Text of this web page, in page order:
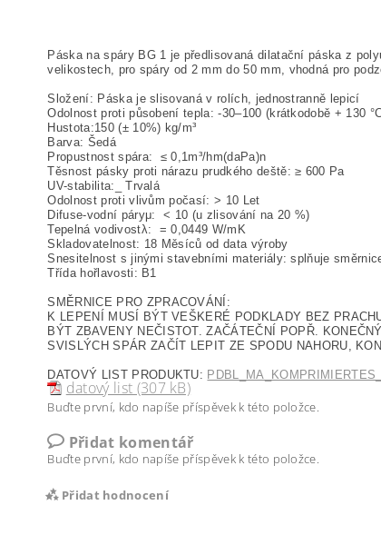
Páska na spáry BG 1 je předlisovaná dilatační páska z
velikostech, pro spáry od 2 mm do 50 mm, vhodná pro
Složení: Páska je slisovaná v rolích, jednostranně lepicí
Odolnost proti působení tepla: -30–100 (krátkodobě + 130
Hustota:150 (± 10%) kg/m³
Barva: Šedá
Propustnost spára: ≤ 0,1m³/hm(daPa)n
Těsnost pásky proti nárazu prudkého deště: ≥ 600 Pa
UV-stabilita:_ Trvalá
Odolnost proti vlivům počasí: > 10 Let
Difuse-vodní páryμ: < 10 (u zlisování na 20 %)
Tepelná vodivostλ: = 0,0449 W/mK
Skladovatelnost: 18 Měsíců od data výroby
Snesitelnost s jinými stavebními materiály: splňuje
Třída hořlavosti: B1
SMĚRNICE PRO ZPRACOVÁNÍ:
K LEPENÍ MUSÍ BÝT VEŠKERÉ PODKLADY BEZ
BÝT ZBAVENY NEČISTOT. ZAČÁTEČNÍ POPŘ.
SVISLÝCH SPÁR ZAČÍT LEPIT ZE SPODU NAHORU,
DATOVÝ LIST PRODUKTU:
datový list (307 kB)
Buďte první, kdo napíše příspěvek k této položce.
Přidat komentář
Buďte první, kdo napíše příspěvek k této položce.
Přidat hodnocení